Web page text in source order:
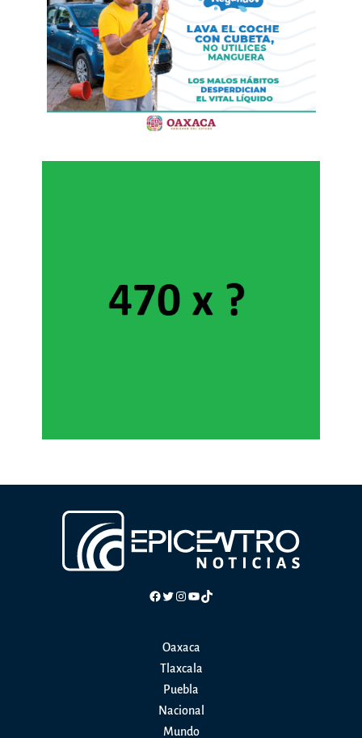
Facebook
Twitter
Instagram
YouTube
TikTok
Oaxaca
Tlaxcala
Puebla
Nacional
Mundo